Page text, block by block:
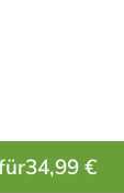
34,99 €